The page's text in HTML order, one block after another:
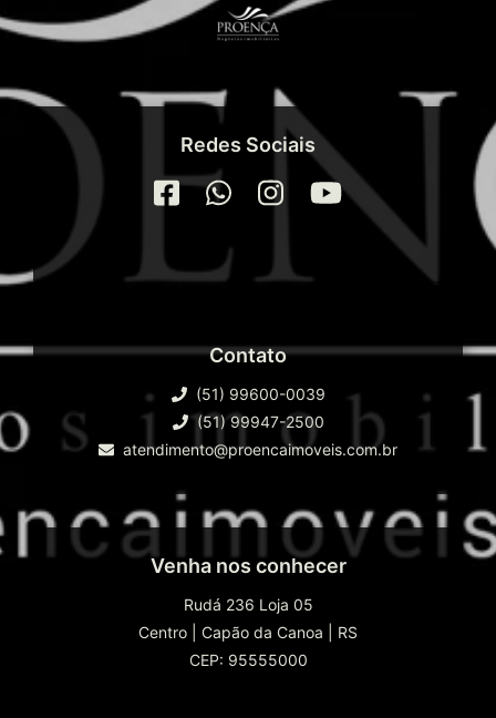
Redes Sociais
Contato
(51) 99600-0039
(51) 99947-2500
atendimento@proencaimoveis.com.br
Venha nos conhecer
Rudá 236 Loja 05
Centro
Capão da Canoa
RS
CEP: 95555000